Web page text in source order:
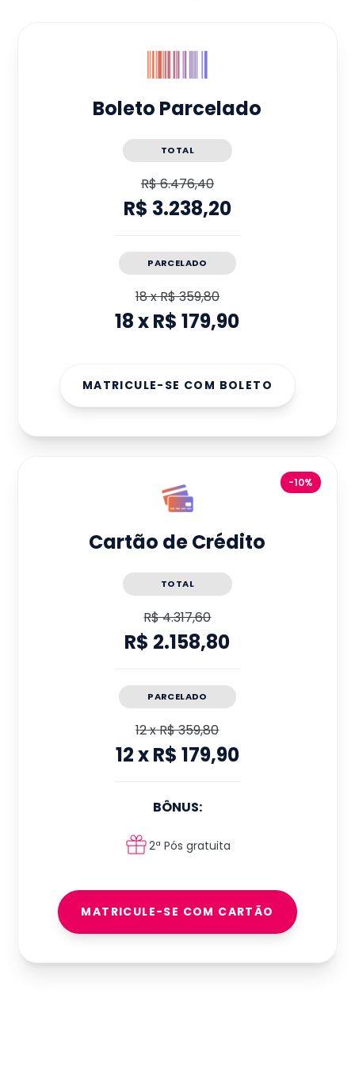
Boleto Parcelado
TOTAL
R$ 6.476,40
R$ 3.238,20
PARCELADO
18xR$ 359,80
18xR$ 179,90
MATRICULE-SE COM BOLETO
-10%
Cartão de Crédito
TOTAL
R$ 4.317,60
R$ 2.158,80
PARCELADO
12xR$ 359,80
12xR$ 179,90
BÔNUS:
2ª Pós gratuita
MATRICULE-SE COM CARTÃO